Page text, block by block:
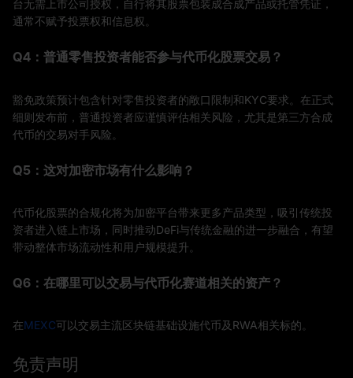
台无需上市公司授权，自行将其股票包装成合成产品或托管凭证，
通常不赋予投票权和信息权。
Q4：普通零售投资者能否参与代币化股票交易？
豁免政策预计包含针对零售投资者的敞口限制和KYC要求。在正式
细则发布前，普通投资者应谨慎评估相关风险，尤其是第三方合成
代币的交易对手风险。
Q5：这对加密市场有什么影响？
代币化股票的合规化将为加密平台带来更多产品类型，吸引传统投
资者进入链上市场，同时推动DeFi与传统金融的进一步融合，有望
带动整体市场流动性和用户规模提升。
Q6：在哪里可以交易与代币化赛道相关的资产？
在MEXC可以交易主流区块链基础设施代币及RWA相关标的。
免责声明